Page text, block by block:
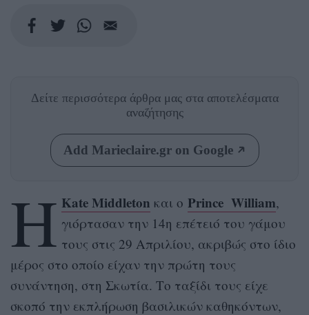
Δείτε περισσότερα άρθρα μας στα αποτελέσματα
αναζήτησης
Add Marieclaire.gr on Google
Η Kate Middleton και ο Prince William,
γιόρτασαν την 14η επέτειό του γάμου
τους στις 29 Απριλίου, ακριβώς στο ίδιο
μέρος στο οποίο είχαν την πρώτη τους
συνάντηση, στη Σκωτία. Το ταξίδι τους είχε
σκοπό την εκπλήρωση βασιλικών καθηκόντων,